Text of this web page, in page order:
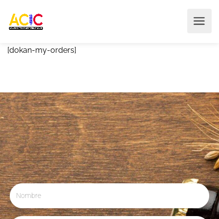
[dokan-my-orders]